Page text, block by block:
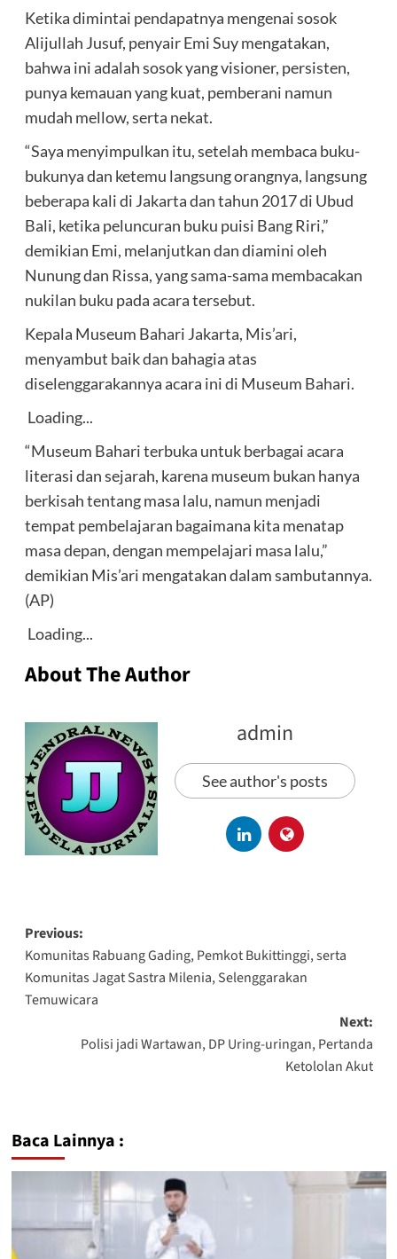
Ketika dimintai pendapatnya mengenai sosok
Alijullah Jusuf, penyair Emi Suy mengatakan,
bahwa ini adalah sosok yang visioner, persisten,
punya kemauan yang kuat, pemberani namun
mudah mellow, serta nekat.
“Saya menyimpulkan itu, setelah membaca buku-
bukunya dan ketemu langsung orangnya, langsung
beberapa kali di Jakarta dan tahun 2017 di Ubud
Bali, ketika peluncuran buku puisi Bang Riri,”
demikian Emi, melanjutkan dan diamini oleh
Nunung dan Rissa, yang sama-sama membacakan
nukilan buku pada acara tersebut.
Kepala Museum Bahari Jakarta, Mis’ari,
menyambut baik dan bahagia atas
diselenggarakannya acara ini di Museum Bahari.
Loading...
“Museum Bahari terbuka untuk berbagai acara
literasi dan sejarah, karena museum bukan hanya
berkisah tentang masa lalu, namun menjadi
tempat pembelajaran bagaimana kita menatap
masa depan, dengan mempelajari masa lalu,”
demikian Mis’ari mengatakan dalam sambutannya.
(AP)
Loading...
About The Author
admin
See author's posts
Previous:
Komunitas Rabuang Gading, Pemkot Bukittinggi, serta
Komunitas Jagat Sastra Milenia, Selenggarakan
Temuwicara
Next:
Polisi jadi Wartawan, DP Uring-uringan, Pertanda
Ketololan Akut
Baca Lainnya :